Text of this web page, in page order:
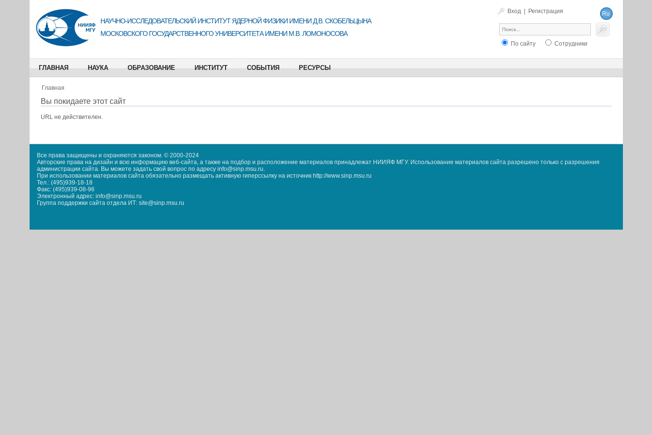
Вход Регистрация
Ru
En
НАУЧНО-ИССЛЕДОВАТЕЛЬСКИЙ ИНСТИТУТ ЯДЕРНОЙ ФИЗИКИ ИМЕНИ Д.В. СКОБЕЛЬЦЫНА
МОСКОВСКОГО ГОСУДАРСТВЕННОГО УНИВЕРСИТЕТА ИМЕНИ М.В. ЛОМОНОСОВА
По сайту Сотрудники
ГЛАВНАЯ НАУКА ОБРАЗОВАНИЕ ИНСТИТУТ СОБЫТИЯ РЕСУРСЫ
Главная
Вы покидаете этот сайт
URL не действителен.
Все права защищены и охраняются законом. © 2000-2024
Авторские права на дизайн и всю информацию веб-сайта, а также на подбор и расположение материалов принадлежат НИИЯФ МГУ. Использование материалов сайта разрешено только с разрешения
администрации сайта. Вы можете задать свой вопрос по адресу info@sinp.msu.ru.
При использовании материалов сайта обязательно размещать активную гиперссылку на источник http://www.sinp.msu.ru
Тел.: (495)939-18-18
Факс: (495)939-08-96
Электронный адрес: info@sinp.msu.ru
Группа поддержки сайта отдела ИТ: site@sinp.msu.ru